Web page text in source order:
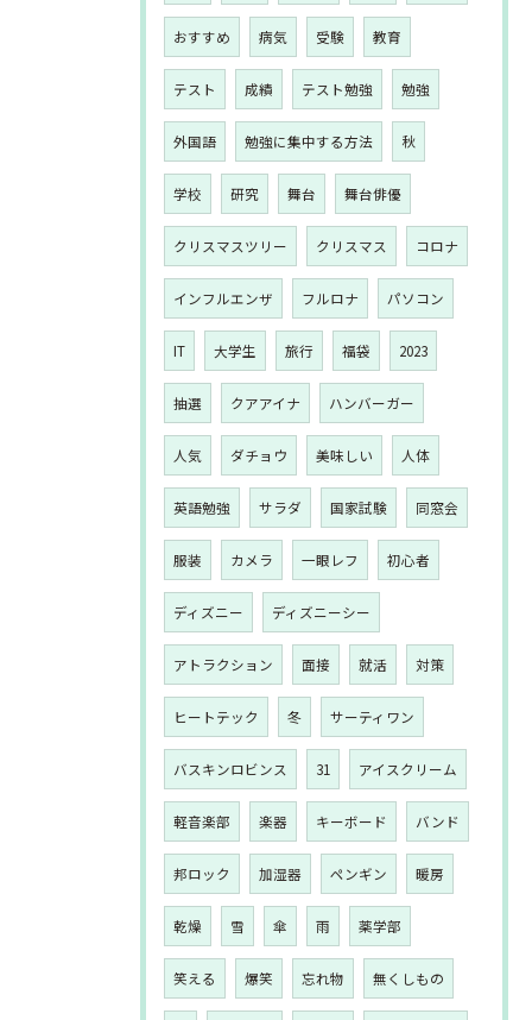
おすすめ 病気 受験 教育
テスト 成績 テスト勉強 勉強
外国語 勉強に集中する方法 秋
学校 研究 舞台 舞台俳優
クリスマスツリー クリスマス コロナ
インフルエンザ フルロナ パソコン
IT 大学生 旅行 福袋 2023
抽選 クアアイナ ハンバーガー
人気 ダチョウ 美味しい 人体
英語勉強 サラダ 国家試験 同窓会
服装 カメラ 一眼レフ 初心者
ディズニー ディズニーシー
アトラクション 面接 就活 対策
ヒートテック 冬 サーティワン
バスキンロビンス 31 アイスクリーム
軽音楽部 楽器 キーボード バンド
邦ロック 加湿器 ペンギン 暖房
乾燥 雪 傘 雨 薬学部
笑える 爆笑 忘れ物 無くしもの